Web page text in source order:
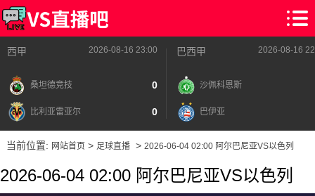
西甲 2026-08-16 23:00
桑坦德竞技 0
比利亚雷亚尔 0
巴西甲 2026-08-16
沙佩科恩斯
巴伊亚
当前位置: 网站首页> 足球直播> 2026-06-04 02:00 阿尔巴尼亚VS以色列
2026-06-04 02:00 阿尔巴尼亚VS以色列